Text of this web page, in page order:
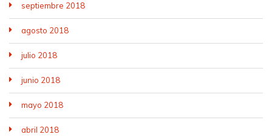
septiembre 2018
agosto 2018
julio 2018
junio 2018
mayo 2018
abril 2018